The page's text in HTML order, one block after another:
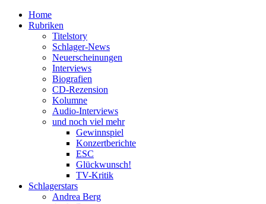
Home
Rubriken
Titelstory
Schlager-News
Neuerscheinungen
Interviews
Biografien
CD-Rezension
Kolumne
Audio-Interviews
und noch viel mehr
Gewinnspiel
Konzertberichte
ESC
Glückwunsch!
TV-Kritik
Schlagerstars
Andrea Berg